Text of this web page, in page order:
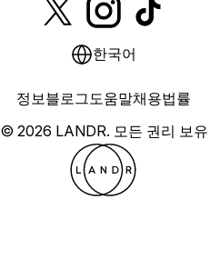
한국어
© 2026 LANDR. 모든 권리 보유
정보블로그도움말채용법률